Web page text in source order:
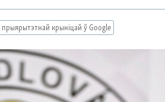
прыярытэтнай крыніцай ў Google